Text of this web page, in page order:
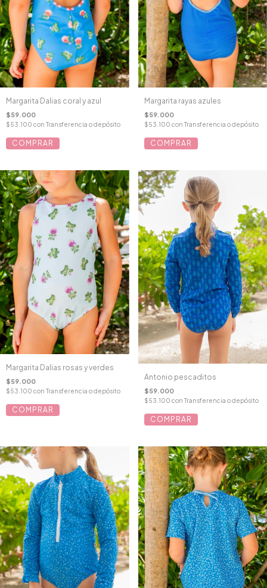
Margarita Dalias coral y azul
$59.000
$53.100 con Transferencia o depósito
COMPRAR
Margarita rayas azules
$59.000
$53.100 con Transferencia o depósito
COMPRAR
Margarita Dalias rosas y verdes
$59.000
$53.100 con Transferencia o depósito
COMPRAR
Antonio pescaditos
$59.000
$53.100 con Transferencia o depósito
COMPRAR